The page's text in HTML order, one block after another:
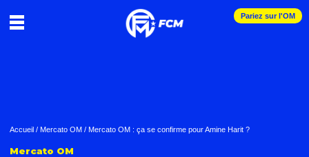
Pariez sur l'OM
Accueil / Mercato OM / Mercato OM : ça se confirme pour Amine Harit ?
Mercato OM